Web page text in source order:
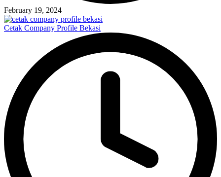
February 19, 2024
Cetak Company Profile Bekasi